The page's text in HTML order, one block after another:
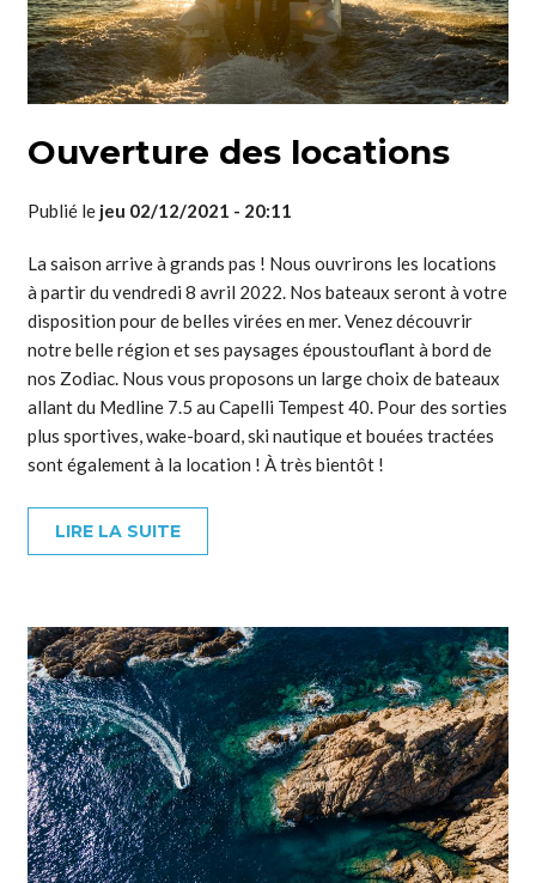
Ouverture des locations
Publié le jeu 02/12/2021 - 20:11
La saison arrive à grands pas ! Nous ouvrirons les locations
à partir du vendredi 8 avril 2022. Nos bateaux seront à votre
disposition pour de belles virées en mer. Venez découvrir
notre belle région et ses paysages époustouflant à bord de
nos Zodiac. Nous vous proposons un large choix de bateaux
allant du Medline 7.5 au Capelli Tempest 40. Pour des sorties
plus sportives, wake-board, ski nautique et bouées tractées
sont également à la location ! À très bientôt !
LIRE LA SUITE